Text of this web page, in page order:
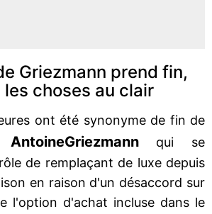
Griezmann prend fin,
choses au clair
ont été synonyme de fin de
AntoineGriezmannqui se
de remplaçant de luxe depuis
en raison d'un désaccord sur
l'option d'achat incluse dans le